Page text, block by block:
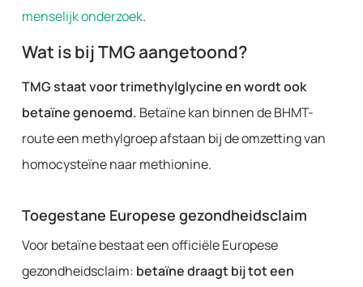
menselijk onderzoek.
Wat is bij TMG aangetoond?
TMG staat voor trimethylglycine en wordt ook
betaïne genoemd. Betaïne kan binnen de BHMT-
route een methylgroep afstaan bij de omzetting van
homocysteïne naar methionine.
Toegestane Europese gezondheidsclaim
Voor betaïne bestaat een officiële Europese
gezondheidsclaim: betaïne draagt bij tot een